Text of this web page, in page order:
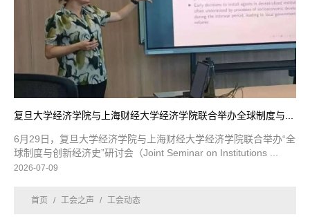
复旦大学经济学院与上海财经大学经济学院联合举办全球制度与...
6月29日，复旦大学经济学院与上海财经大学经济学院联合举办“全
球制度与创新经济史”研讨会（Joint Seminar on Institutions ...
2026-07-09
首页 / 工会之声 / 工会动态